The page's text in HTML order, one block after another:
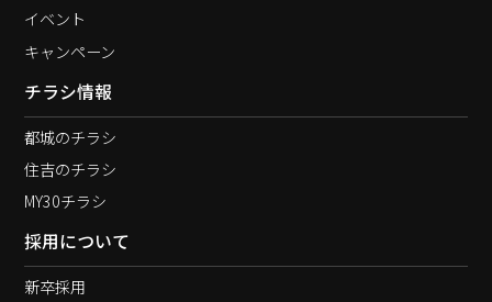
イベント
キャンペーン
チラシ情報
都城のチラシ
住吉のチラシ
MY30チラシ
採用について
新卒採用